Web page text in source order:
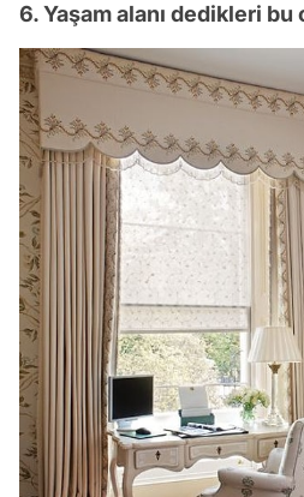
6. Yaşam alanı dedikleri bu